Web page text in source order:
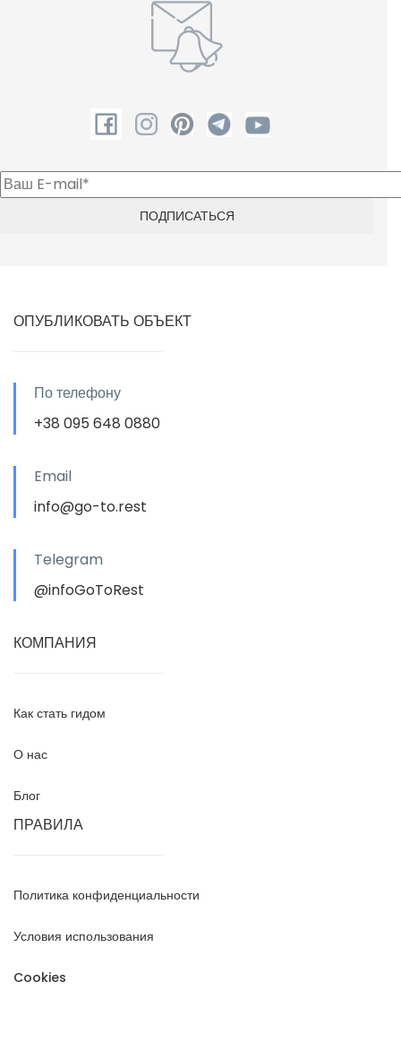
ОПУБЛИКОВАТЬ ОБЪЕКТ
По телефону
+38 095 648 0880
Email
info@go-to.rest
Telegram
@infoGoToRest
КОМПАНИЯ
Как стать гидом
О нас
Блог
ПРАВИЛА
Политика конфиденциальности
Условия использования
Cookies